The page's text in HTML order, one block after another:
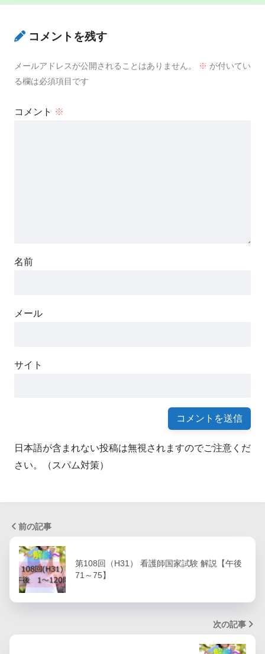
コメントを残す
メールアドレスが公開されることはありません。 ※ が付いてい
る欄は必須項目です
コメント ※
名前
メール
サイト
日本語が含まれない投稿は無視されますのでご注意くだ
さい。（スパム対策）
前の記事
第108回（H31） 看護師国家試験 解説【午後
71～75】
次の記事